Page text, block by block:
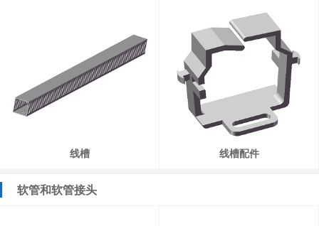
线槽 线槽配件
软管和软管接头